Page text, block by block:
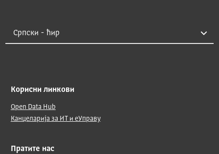
Корисни линкови
Open Data Hub
Канцеларија за ИТ и еУправу
Пратите нас